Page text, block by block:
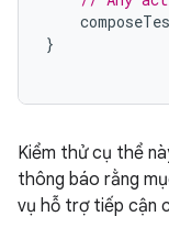
}
Kiểm thử cụ thể
thông báo rằng
vụ hỗ trợ tiếp cận